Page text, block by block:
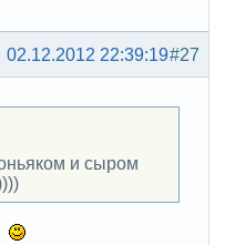
#27
02.12.2012 22:39:19
и сыром